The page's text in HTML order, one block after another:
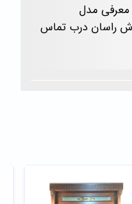
مدل
راسان درب تماس